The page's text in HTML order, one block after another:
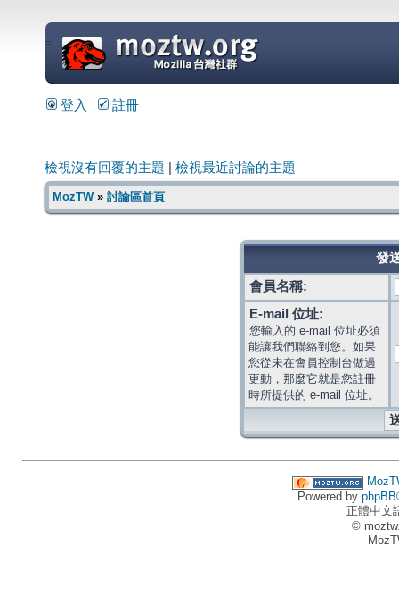
=
登入 註冊
檢視沒有回覆的主題 檢視最近討論的主題
MozTW» 討論區首頁
發
會員名稱:
E-mail 位址:
您輸入的 e-mail 位址必須
能讓我們聯絡到您。如果
您從未在會員控制台做過
更動，那麼它就是您註冊
時所提供的 e-mail 位址。
Powered by phpBB
正體中文
©